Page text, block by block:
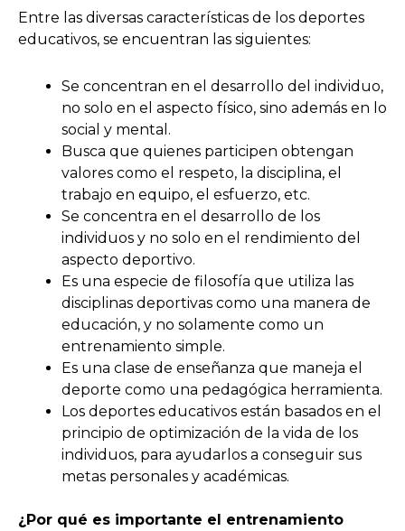
Entre las diversas características de los deportes
educativos, se encuentran las siguientes:
Se concentran en el desarrollo del individuo,
no solo en el aspecto físico, sino además en lo
social y mental.
Busca que quienes participen obtengan
valores como el respeto, la disciplina, el
trabajo en equipo, el esfuerzo, etc.
Se concentra en el desarrollo de los
individuos y no solo en el rendimiento del
aspecto deportivo.
Es una especie de filosofía que utiliza las
disciplinas deportivas como una manera de
educación, y no solamente como un
entrenamiento simple.
Es una clase de enseñanza que maneja el
deporte como una pedagógica herramienta.
Los deportes educativos están basados en el
principio de optimización de la vida de los
individuos, para ayudarlos a conseguir sus
metas personales y académicas.
¿Por qué es importante el entrenamiento